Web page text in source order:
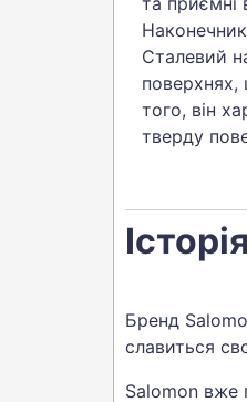
Сталевий
поверхнях,
того, він
тверду
Бренд
славиться
Salomon вже